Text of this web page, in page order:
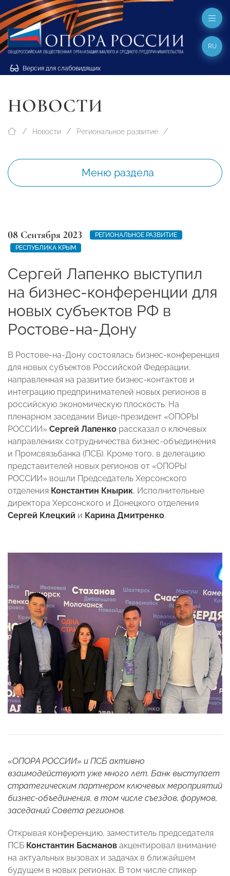
Версия для слабовидящих
RU
НОВОСТИ
Новости Региональное развитие
Меню раздела
08 Сентября 2023
РЕГИОНАЛЬНОЕ РАЗВИТИЕ
РЕСПУБЛИКА КРЫМ
Сергей Лапенко выступил
на бизнес-конференции для
новых субъектов РФ в
Ростове-на-Дону
В Ростове-на-Дону состоялась бизнес-конференция
для новых субъектов Российской Федерации,
направленная на развитие бизнес-контактов и
интеграцию предпринимателей новых регионов в
российскую экономическую плоскость. На
пленарном заседании Вице-президент «ОПОРЫ
РОССИИ» Сергей Лапенко рассказал о ключевых
направлениях сотрудничества бизнес-объединения
и Промсвязьбанка (ПСБ). Кроме того, в делегацию
представителей новых регионов от «ОПОРЫ
РОССИИ» вошли Председатель Херсонского
отделения Константин Кнырик, Исполнительные
директора Херсонского и Донецкого отделения
Сергей Клецкий и Карина Дмитренко.
«ОПОРА РОССИИ» и ПСБ активно
взаимодействуют уже много лет. Банк выступает
стратегическим партнером ключевых мероприятий
бизнес-объединения, в том числе съездов, форумов,
заседаний Совета регионов.
Открывая конференцию, заместитель председателя
ПСБ Константин Басманов акцентировал внимание
на актуальных вызовах и задачах в ближайшем
будущем в новых регионах. В том числе спикер